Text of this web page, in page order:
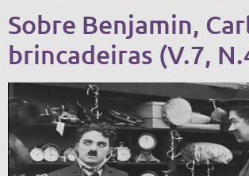
Sobre Benjamin,
brincadeiras (V.7,